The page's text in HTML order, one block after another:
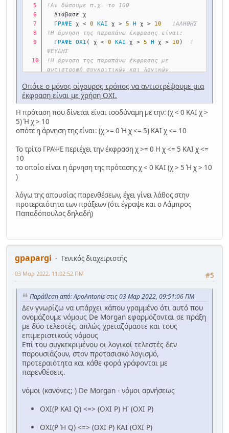
!Αν δώσουμε π.χ. το 100
Διάβασε χ
ΓΡΑΨΕ χ < 0 ΚΑΙ χ > 5 Η χ > 10
!ΑΛΗΘΗΣ
!Η άρνηση της παραπάνω έκφρασης είναι:
ΓΡΑΨΕ ΟΧΙ ( χ < 0 ΚΑΙ χ > 5 Η χ > 10 )
!
ΨΕΥΔΗΣ
!Η άρνηση της παραπάνω έκφρασης με
αντιστροφή συγκριτικών και λογικών
ΓΡΑΨΕ χ >= 0 Η χ <= 5 ΚΑΙ χ <= 10 !
ΑΛΗΘΗΣ
ΤΕΛΟΣ_ΠΡΟΓΡΑΜΜΑΤΟΣ δοκιμή
Οπότε ο μόνος σίγουρος τρόπος να αντιστρέψουμε μια
έκφραση είναι με χρήση ΟΧΙ.
Η πρόταση που δίνεται είναι ισοδύναμη με την: (χ < 0 ΚΑΙ χ >
5) Ή χ > 10
οπότε η άρνηση της είναι: (χ >= 0 Ή χ <= 5) ΚΑΙ χ <= 10
Το τρίτο ΓΡΑΨΕ περιέχει την έκφραση χ >= 0 Η χ <= 5 ΚΑΙ χ <=
10
το οποίο είναι η άρνηση της πρότασης χ < 0 ΚΑΙ (χ > 5 Ή χ > 10
)
λόγω της απουσίας παρενθέσεων, έχει γίνει λάθος στην
προτεραιότητα των πράξεων (ότι έγραψε και ο Λάμπρος
Παπαδόπουλος δηλαδή)
gpapargi
Γενικός διαχειριστής
#5
03 Μαρ 2022, 11:02:52 ΠΜ
Παράθεση από: ApoAntonis στις 03 Μαρ 2022, 09:51:06 ΠΜ
Δεν γνωρίζω να υπάρχει κάπου γραμμένο ότι αυτό που
ονομάζουμε νόμους De Morgan εφαρμόζονται σε πράξη
με δύο τελεστές, απλώς χρειαζόμαστε και τους
επιμεριστικούς νόμους
Επί του συγκεκριμένου οι λογικοί τελεστές δεν
παρουσιάζουν, στον προτασιακό λογισμό,
προτεραιότητα και κάθε φορά γράφονται με
παρενθέσεις.
νόμοι (κανόνες; ) De Morgan - νόμοι αρνήσεως
OXI(P KAI Q) <=> (OXI P) H' (OXI P)
OXI(P Ή Q) <=> (OXI P) ΚΑΙ (OXI P)